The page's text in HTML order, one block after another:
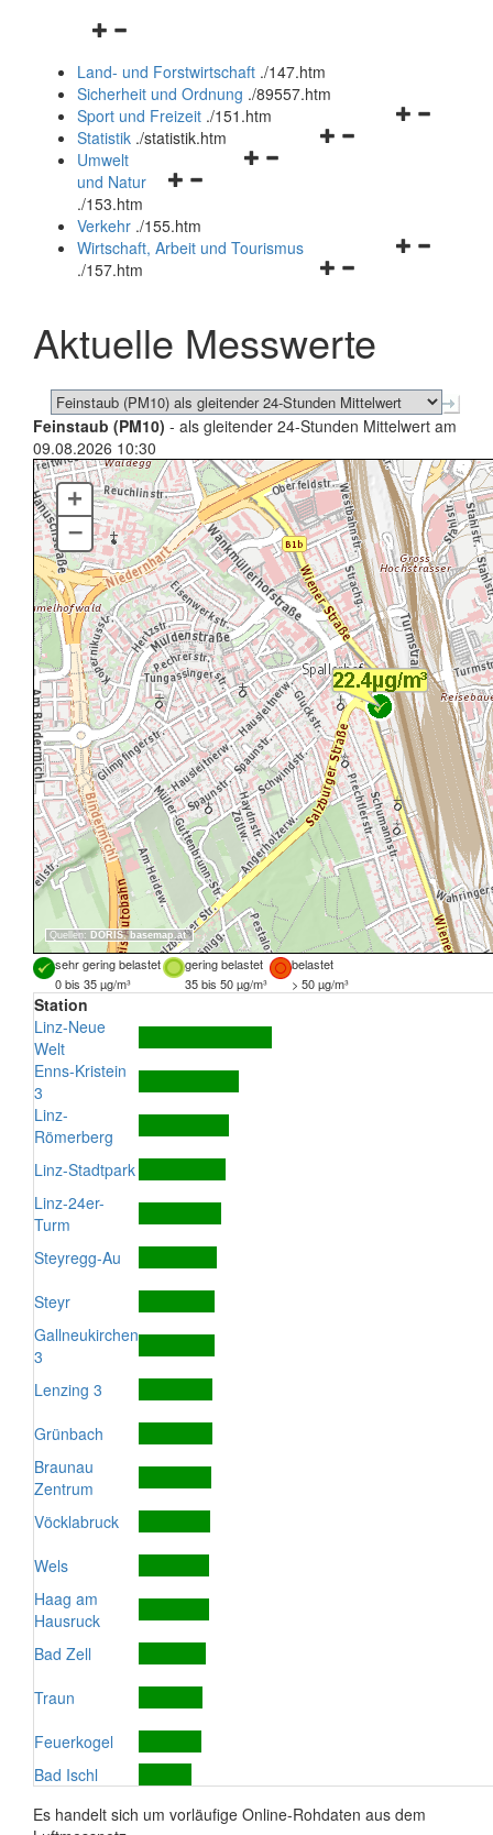
Navigationsmenü
und
schließen
Land- und Forstwirtschaft ./147.htm
Sicherheit und Ordnung ./89557.htm
Navigationsmenü
Sport und Freizeit ./151.htm
Navigationsmenü
Statistik ./statistik.htm
Navigationsmenü
und
schließen
Umwelt
und Natur
./153.htm
Verkehr ./155.htm
Navigationsmenü
schließen
Wirtschaft, Arbeit und Tourismus
./157.htm
Aktuelle Messwerte
Feinstaub (PM10) - als gleitender 24-Stunden Mittelwert am
09.08.2026 10:30
Quellen: DORIS, basemap.at
+
–
sehr gering belastet gering belastet
belastet
0 bis 35 µg/m³
35 bis 50 µg/m³ > 50 µg/m³
Station
Linz-Neue
Welt
Enns-Kristein
3
Linz-
Römerberg
Linz-Stadtpark
Linz-24er-
Turm
Steyregg-Au
Steyr
Gallneukirchen
3
Lenzing 3
Grünbach
Braunau
Zentrum
Vöcklabruck
Wels
Haag am
Hausruck
Bad Zell
Traun
Feuerkogel
Bad Ischl
Es handelt sich um vorläufige Online-Rohdaten aus dem